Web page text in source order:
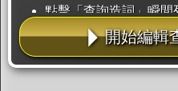
點擊「查詢造詞」瞬間
點「部首」瞬間列出
辭典解釋的全文都經
用手動重複輸入。
開始編輯